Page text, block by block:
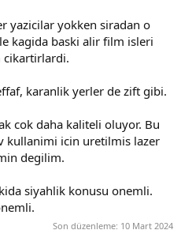
yazicilar yokken siradan o
kagida baski alir film isleri
cikartirlardi.
karanlik yerler de zift gibi.
cok daha kaliteli oluyor. Bu
kullanimi icin uretilmis lazer
degilim.
siyahlik konusu onemli.
Son düzenleme: 10 Mart 2024